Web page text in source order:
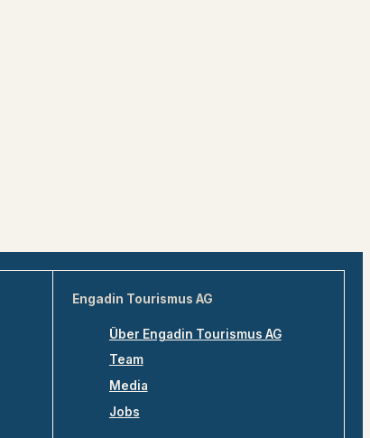
Engadin Tourismus AG
Über Engadin Tourismus AG
Team
Media
Jobs